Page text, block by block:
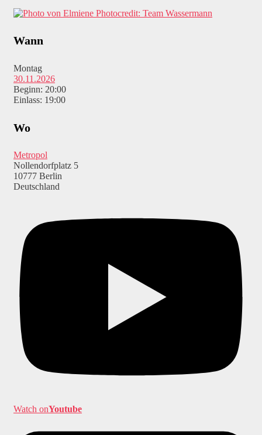
Photocredit: Team Wassermann
Wann
Montag
30.11.2026
Beginn: 20:00
Einlass: 19:00
Wo
Metropol
Nollendorfplatz 5
10777 Berlin
Deutschland
Watch onYoutube